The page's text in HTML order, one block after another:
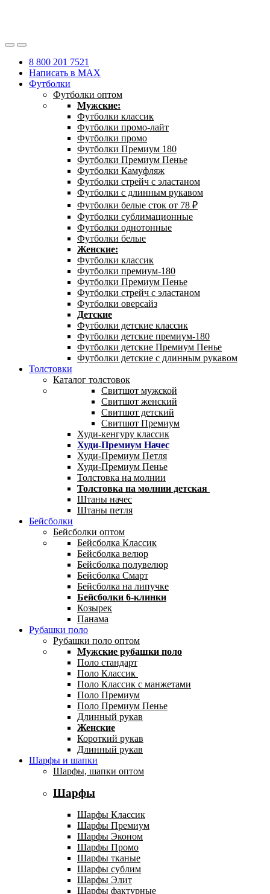
8 800 201 7521
Написать в MAX
Футболки
Футболки оптом
Мужские:
Футболки классик
Футболки промо-лайт
Футболки промо
Футболки Премиум 180
Футболки Премиум Пенье
Футболки Камуфляж
Футболки стрейч с эластаном
Футболки с длинным рукавом
Футболки белые сток от 78 ₽
Футболки сублимационные
Футболки однотонные
Футболки белые
Женские:
Футболки классик
Футболки премиум-180
Футболки Премиум Пенье
Футболки стрейч с эластаном
Футболки оверсайз
Детские
Футболки детские классик
Футболки детские премиум-180
Футболки детские Премиум Пенье
Футболки детские с длинным рукавом
Толстовки
Каталог толстовок
Свитшот мужской
Свитшот женский
Свитшот детский
Свитшот Премиум
Худи-кенгуру классик
Худи-Премиум Начес
Худи-Премиум Петля
Худи-Премиум Пенье
Толстовка на молнии
Толстовка на молнии детская
Штаны начес
Штаны петля
Бейсболки
Бейсболки оптом
Бейсболка Классик
Бейсболка велюр
Бейсболка полувелюр
Бейсболка Смарт
Бейсболка на липучке
Бейсболки 6-клинки
Козырек
Панама
Рубашки поло
Рубашки поло оптом
Мужские рубашки поло
Поло стандарт
Поло Классик
Поло Классик с манжетами
Поло Премиум
Поло Премиум Пенье
Длинный рукав
Женские
Короткий рукав
Длинный рукав
Шарфы и шапки
Шарфы, шапки оптом
Шарфы
Шарфы Классик
Шарфы Премиум
Шарфы Эконом
Шарфы Промо
Шарфы тканые
Шарфы сублим
Шарфы Элит
Шарфы фактурные